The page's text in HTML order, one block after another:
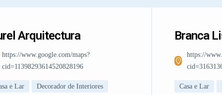
Arquitectura
https://www.google.com/maps?
cid=11398293614520828196
e Lar Decorador de Interiores
Branca
https://
Casa e Lar